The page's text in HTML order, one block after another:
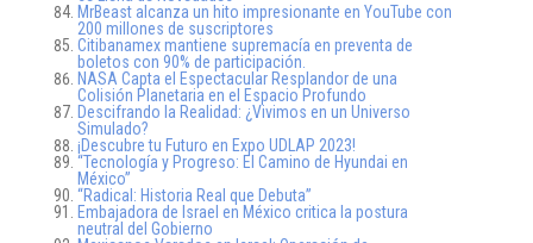
MrBeast alcanza un hito impresionante en YouTube con
200 millones de suscriptores
Citibanamex mantiene supremacía en preventa de
boletos con 90% de participación.
NASA Capta el Espectacular Resplandor de una
Colisión Planetaria en el Espacio Profundo
Descifrando la Realidad: ¿Vivimos en un Universo
Simulado?
¡Descubre tu Futuro en Expo UDLAP 2023!
“Tecnología y Progreso: El Camino de Hyundai en
México”
“Radical: Historia Real que Debuta”
Embajadora de Israel en México critica la postura
neutral del Gobierno